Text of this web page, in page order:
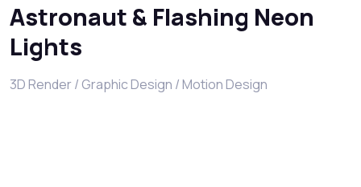
Astronaut & Flashing Neon
Lights
3D Render / Graphic Design / Motion Design